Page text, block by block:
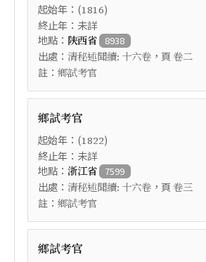
起始年：(1816)
終止年：未詳
地點： 陝西省 8938
出處： 清秘述聞續: 十六卷 ，頁 卷二
註： 鄉試考官
鄉試考官
起始年：(1822)
終止年：未詳
地點： 浙江省 7599
出處： 清秘述聞續: 十六卷 ，頁 卷三
註： 鄉試考官
鄉試考官